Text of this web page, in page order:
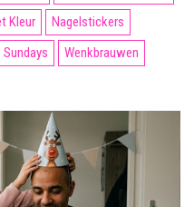
Kleur
Nagelstickers
Sundays
Wenkbrauwen